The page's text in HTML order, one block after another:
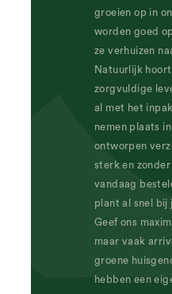
groeien op in
worden goed
ze verhuizen
Natuurlijk
zorgvuldige
al met het
nemen plaats
ontworpen
sterk en
vandaag
plant al snel bij
Geef ons
maar vaak
groene
hebben een